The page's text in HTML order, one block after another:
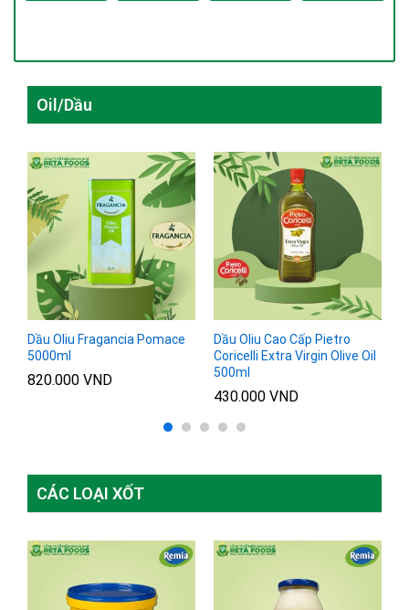
Oil/Dầu
Dầu Oliu Fragancia Pomace
5000ml
820.000 VND
Dầu Oliu Cao Cấp Pietro
Coricelli Extra Virgin Olive Oil
500ml
430.000 VND
CÁC LOẠI XỐT